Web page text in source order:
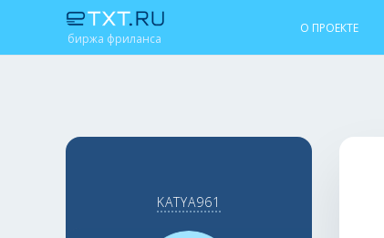
биржа фриланса
О ПРОЕКТЕ
KATYA961